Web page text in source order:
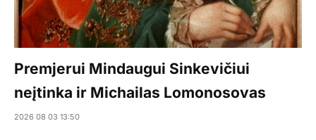
Premjerui Mindaugui Sinkevičiui
neįtinka ir Michailas Lomonosovas
2026 08 03 13:50